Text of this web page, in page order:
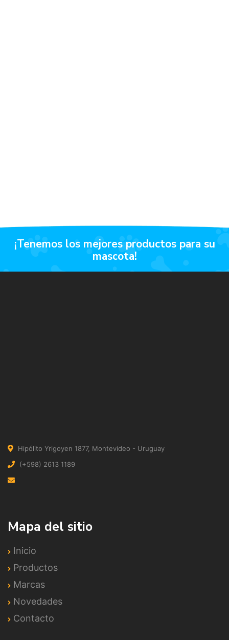
¡tenemos los mejores productos para su
mascota!
Hipólito Yrigoyen 1877, Montevideo - Uruguay
(+598) 2613 1189
Mapa del sitio
Inicio
Productos
Marcas
Novedades
Contacto